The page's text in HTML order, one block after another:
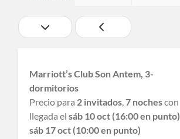
Marriott’s Club Son Antem, 3-
dormitorios
Precio para 2 invitados,7 nochescon
llegada el sáb 10 oct (16:00 en punto)
sáb 17 oct (10:00 en punto)